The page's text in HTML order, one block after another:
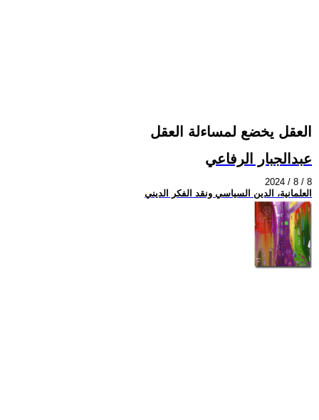
العقل يخضع لمساءلة العقل
عبدالجبار الرفاعي
2024 / 8 / 8
العلمانية، الدين السياسي ونقد الفكر الديني